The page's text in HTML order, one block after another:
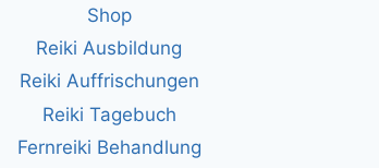
Shop
Reiki Ausbildung
Reiki Auffrischungen
Reiki Tagebuch
Fernreiki Behandlung